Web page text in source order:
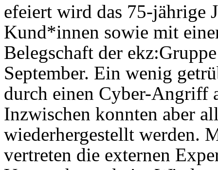
efeiert wird das 75-jährige
Kund*innen sowie mit
Belegschaft der
September. Ein wenig
durch einen Cyber-
Inzwischen konnten aber
wiederhergestellt werden.
vertreten die externen